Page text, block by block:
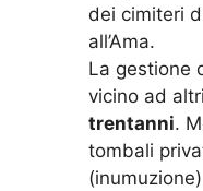
dei cimiteri
all’Ama.
La gestione
vicino ad altri
trentanni.
tombali